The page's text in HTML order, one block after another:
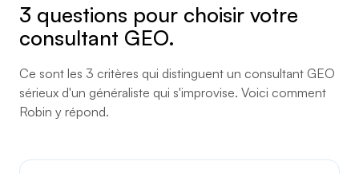
3 questions pour choisir votre
consultant GEO.
Ce sont les 3 critères qui distinguent un consultant GEO
sérieux d'un généraliste qui s'improvise. Voici comment
Robin y répond.